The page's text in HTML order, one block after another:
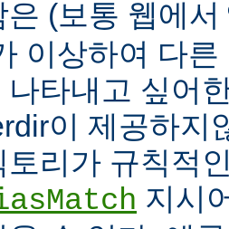
(보통 웹에서
이상하여 다
나타내고 싶어
이 제공하지
토리가 규칙적
지시